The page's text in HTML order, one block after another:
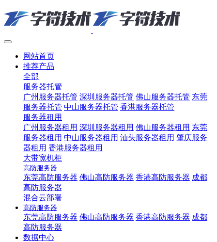
网站首页
推荐产品
全部
服务器托管
广州服务器托管 深圳服务器托管 佛山服务器托管 东莞
服务器托管 中山服务器托管 香港服务器托管
服务器租用
广州服务器租用 深圳服务器租用 佛山服务器租用 东莞
服务器租用 中山服务器租用 汕头服务器租用 肇庆服务
器租用 香港服务器租用
大带宽机柜
高防服务器
东莞高防服务器 佛山高防服务器 香港高防服务器 成都
高防服务器
混合云部署
高防服务器
东莞高防服务器 佛山高防服务器 香港高防服务器 成都
高防服务器
数据中心